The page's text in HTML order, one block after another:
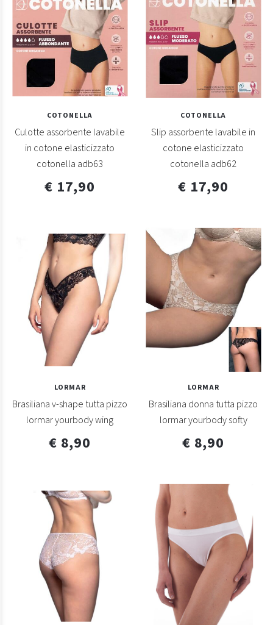
COTONELLA
Culotte assorbente lavabile
in cotone elasticizzato
cotonella adb63
€ 17,90
COTONELLA
Slip assorbente lavabile in
cotone elasticizzato
cotonella adb62
€ 17,90
LORMAR
Brasiliana v-shape tutta pizzo
lormar yourbody wing
€ 8,90
LORMAR
Brasiliana donna tutta pizzo
lormar yourbody softy
€ 8,90